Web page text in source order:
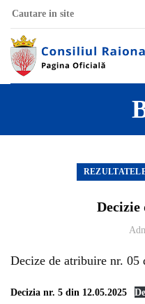
Decize de atribuire nr. 05
Decizia nr. 5 din 12.05.2025